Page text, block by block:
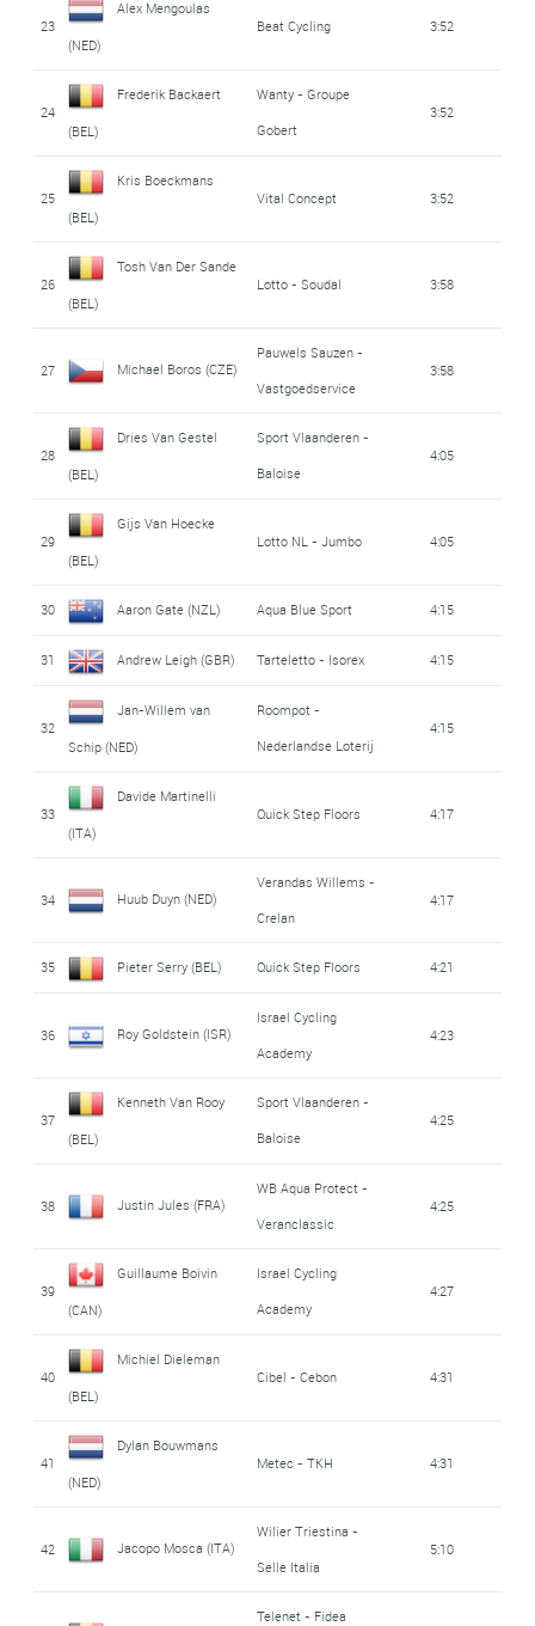
23
Alex Mengoulas
(NED)
Beat Cycling 3:52
24
Frederik Backaert
(BEL)
Wanty - Groupe
Gobert
3:52
25
Kris Boeckmans
(BEL)
Vital Concept 3:52
26
Tosh Van Der Sande
(BEL)
Lotto - Soudal 3:58
27 Michael Boros (CZE)
Pauwels Sauzen -
Vastgoedservice
3:58
28
Dries Van Gestel
(BEL)
Sport Vlaanderen -
Baloise
4:05
29
Gijs Van Hoecke
(BEL)
Lotto NL - Jumbo 4:05
30 Aaron Gate (NZL) Aqua Blue Sport 4:15
31 Andrew Leigh (GBR) Tarteletto - Isorex 4:15
32
Jan-Willem van
Schip (NED)
Roompot -
Nederlandse Loterij
4:15
33
Davide Martinelli
(ITA)
Quick Step Floors 4:17
34 Huub Duyn (NED)
Verandas Willems -
Crelan
4:17
35 Pieter Serry (BEL) Quick Step Floors 4:21
36 Roy Goldstein (ISR)
Israel Cycling
Academy
4:23
37
Kenneth Van Rooy
(BEL)
Sport Vlaanderen -
Baloise
4:25
38 Justin Jules (FRA)
WB Aqua Protect -
Veranclassic
4:25
39
Guillaume Boivin
(CAN)
Israel Cycling
Academy
4:27
40
Michiel Dieleman
(BEL)
Cibel - Cebon 4:31
41
Dylan Bouwmans
(NED)
Metec - TKH 4:31
42 Jacopo Mosca (ITA)
Wilier Triestina -
Selle Italia
5:10
Telenet - Fidea